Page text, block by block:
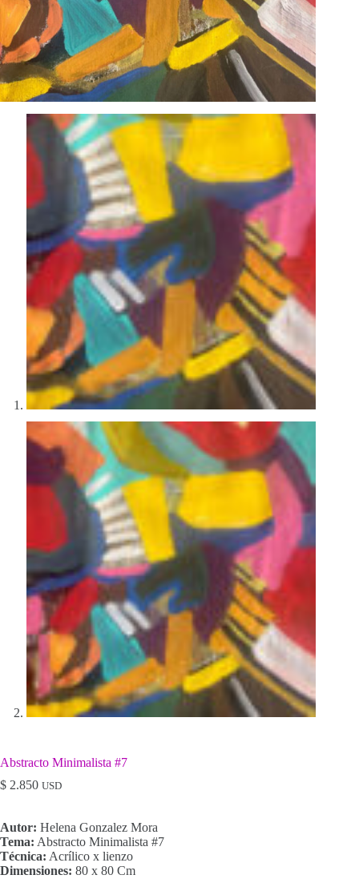
Abstracto Minimalista #7
$ 2.850 USD
Autor: Helena Gonzalez Mora
Tema: Abstracto Minimalista #7
Técnica: Acrílico x lienzo
Dimensiones: 80 x 80 Cm